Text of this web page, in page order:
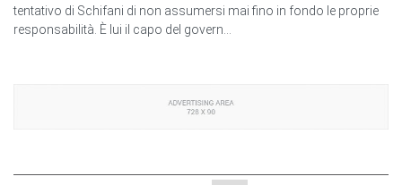
tentativo di Schifani di non assumersi mai fino in fondo le proprie
responsabilità. È lui il capo del govern...